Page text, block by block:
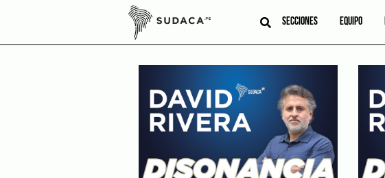
SECCIONES EQUIPO